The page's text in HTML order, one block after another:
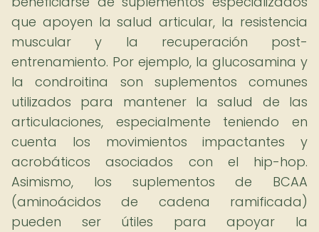
que apoyen la salud articular, la resistencia
muscular y la recuperación post-
entrenamiento. Por ejemplo, la glucosamina y
la condroitina son suplementos comunes
utilizados para mantener la salud de las
articulaciones, especialmente teniendo en
cuenta los movimientos impactantes y
acrobáticos asociados con el hip-hop.
Asimismo, los suplementos de BCAA
(aminoácidos de cadena ramificada)
pueden ser útiles para apoyar la